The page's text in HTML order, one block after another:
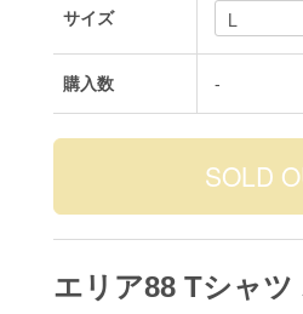
サイズ
購入数 -
エリア88 Tシャツ